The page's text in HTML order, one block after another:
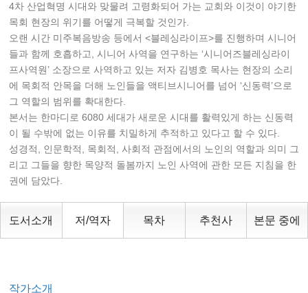
4차 산업혁명 시대와 맞물려 고령화되어 가는 교회와 이것이 야기한
목회 현장의 위기를 어떻게 극복할 것인가.
오랜 시간 미주복음방송 등에서 <블레싱라이프>를 진행하며 시니어
들과 함께 호흡하고, 시니어 사역을 연구하는 ‘시니어즈블레싱라이
프사역원’ 소장으로 사역하고 있는 저자 김병호 목사는 현장의 소리
에 목회적 안목을 더해 노인들을 액티브시니어를 넘어 ‘신동력’으로
그 역할의 범위를 확대한다.
본서는 한마디로 6080 세대가 새로운 시대를 활력있게 하는 신동력
이 될 수밖에 없는 이유를 치밀하게 추적하고 있다고 할 수 있다.
성경적, 인문학적, 목회적, 사회적 관점에서의 노인의 역할과 의미 그
리고 그들을 향한 목양적 돌봄까지 노인 사역에 관한 모든 지침을 한
권에 담았다.
도서소개 저/역자 목차 추천사 본문 중에
작가소개